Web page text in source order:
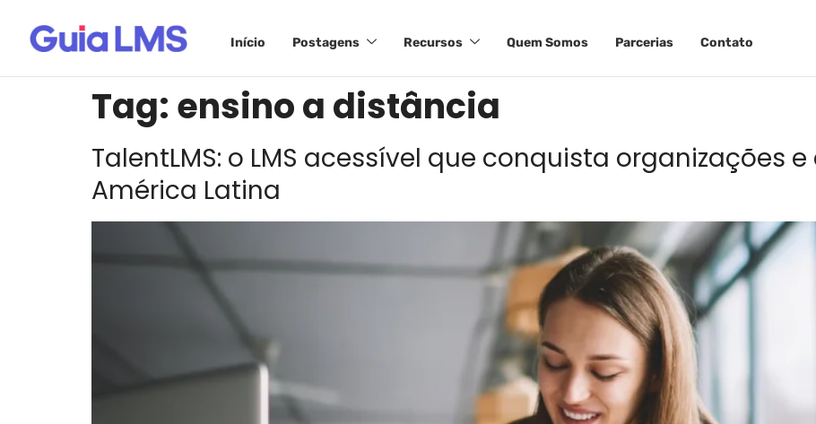
Início Postagens Recursos Quem Somos Parcerias Contato
Tag: ensino a distância
TalentLMS: o LMS acessível que conquista organizações
América Latina